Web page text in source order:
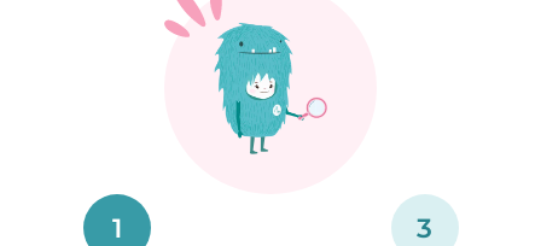
1 3